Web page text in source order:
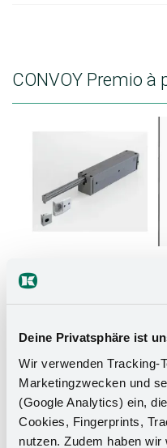
Deine Privatsphäre ist
Wir verwenden Tracking-
Marketingzwecken und
(Google Analytics) ein,
Cookies, Fingerprints,
nutzen. Zudem haben
CONVOY Premio à
instructions de montage
Protocole de mise en
vidéo de montage
Apprentissage d'un
vidéo de montage